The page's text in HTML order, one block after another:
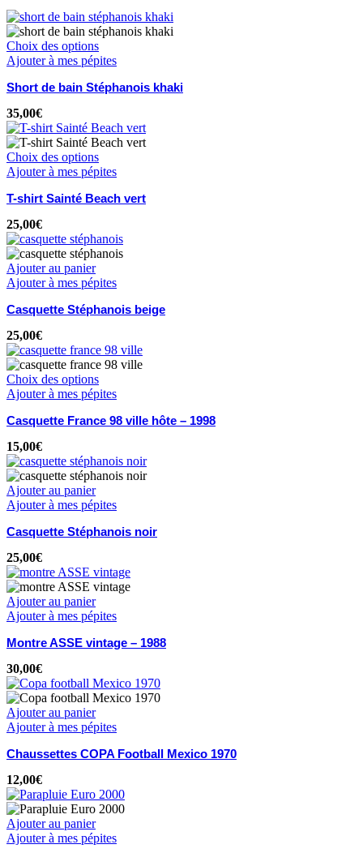
Choix des options
Ajouter à mes pépites
Short de bain Stéphanois khaki
35,00€
Choix des options
Ajouter à mes pépites
T-shirt Sainté Beach vert
25,00€
Ajouter au panier
Ajouter à mes pépites
Casquette Stéphanois beige
25,00€
Choix des options
Ajouter à mes pépites
Casquette France 98 ville hôte – 1998
15,00€
Ajouter au panier
Ajouter à mes pépites
Casquette Stéphanois noir
25,00€
Ajouter au panier
Ajouter à mes pépites
Montre ASSE vintage – 1988
30,00€
Ajouter au panier
Ajouter à mes pépites
Chaussettes COPA Football Mexico 1970
12,00€
Ajouter au panier
Ajouter à mes pépites